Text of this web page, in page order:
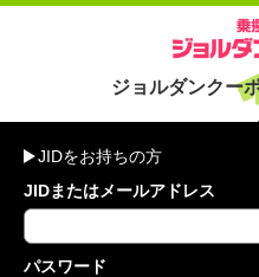
ジョルダンクー
JIDをお持ちの方
JIDまたはメールアドレス
パスワード